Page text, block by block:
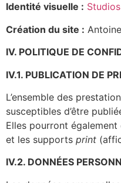
Identité visuelle :
Création du site :
IV. POLITIQUE DE
IV.1. PUBLICATION DE
L’ensemble des
susceptibles d’être
Elles pourront
et les supports print
IV.2. DONNÉES